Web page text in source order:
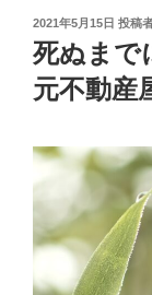
投
稿
日:
2021年5月15日 投稿
死ぬまで
元不動産